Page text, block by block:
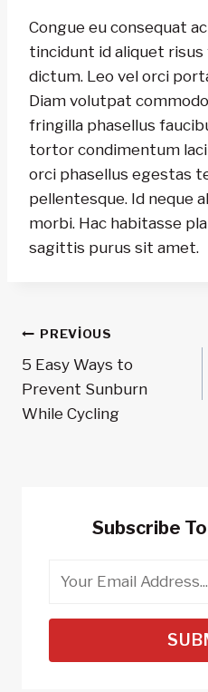
Congue eu consequat
tincidunt id aliquet
dictum. Leo vel orci
Diam volutpat
fringilla phasellus
tortor condimentum
orci phasellus egestas
pellentesque. Id neque
morbi. Hac habitasse
sagittis purus sit amet.
Yazı
Gezinmesi
PREVIOUS
5 Easy Ways to
Prevent Sunburn
While Cycling
Subscribe